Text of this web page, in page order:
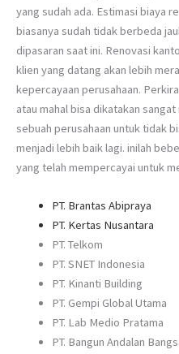
yang sudah ada. Estimasi biaya
biasanya sudah tidak berbeda
dipasaran saat ini. Renovasi
klien yang datang akan lebih
kepercayaan perusahaan.
atau mahal bisa dikatakan
sebuah perusahaan untuk tidak
menjadi lebih baik lagi. inilah
yang telah mempercayai untuk
PT. Brantas Abipraya
PT. Kertas Nusantara
PT. Telkom
PT. SNET Indonesia
PT. Kinanti Building
PT. Gempi Global Utama
PT. Lab Medio Pratama
PT. Bangun Andalan